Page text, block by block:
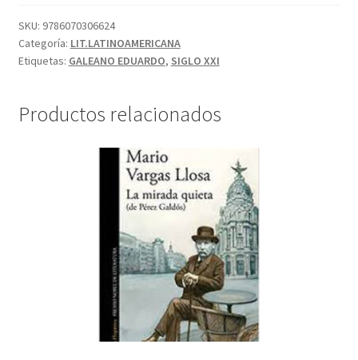
SKU: 9786070306624
Categoría: LIT.LATINOAMERICANA
Etiquetas: GALEANO EDUARDO, SIGLO XXI
Productos relacionados